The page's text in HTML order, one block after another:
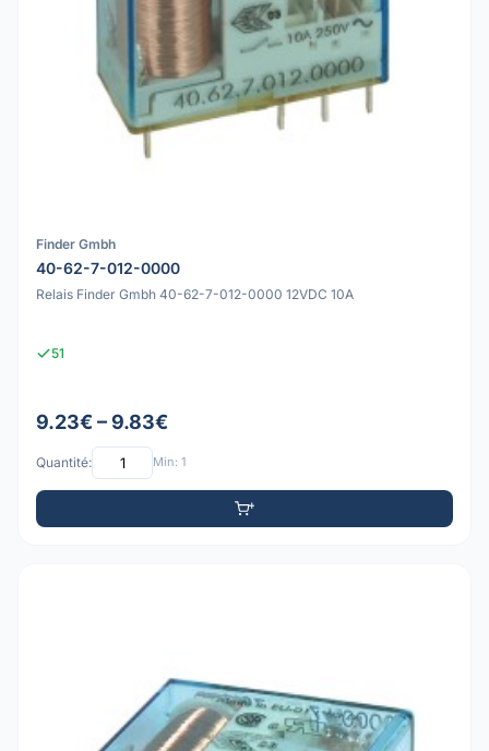
Finder Gmbh
40-62-7-012-0000
Relais Finder Gmbh 40-62-7-012-0000 12VDC 10A
51
9.23€ – 9.83€
Quantité: Min: 1